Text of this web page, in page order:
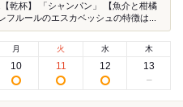
乾杯】 「シャンパン」 【魚介と柑橘
フルールのエスカベッシュの特徴は...
月
10
火
11
水
12
木
13